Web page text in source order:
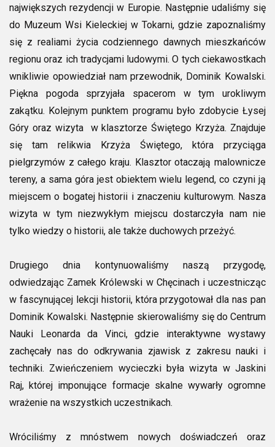
największych rezydencji w Europie. Następnie udaliśmy się
do Muzeum Wsi Kieleckiej w Tokarni, gdzie zapoznaliśmy
się z realiami życia codziennego dawnych mieszkańców
regionu oraz ich tradycjami ludowymi. O tych ciekawostkach
wnikliwie opowiedział nam przewodnik, Dominik Kowalski.
Piękna pogoda sprzyjała spacerom w tym urokliwym
zakątku. Kolejnym punktem programu było zdobycie Łysej
Góry oraz wizyta w klasztorze Świętego Krzyża. Znajduje
się tam relikwia Krzyża Świętego, która przyciąga
pielgrzymów z całego kraju. Klasztor otaczają malownicze
tereny, a sama góra jest obiektem wielu legend, co czyni ją
miejscem o bogatej historii i znaczeniu kulturowym. Nasza
wizyta w tym niezwykłym miejscu dostarczyła nam nie
tylko wiedzy o historii, ale także duchowych przeżyć.
Drugiego dnia kontynuowaliśmy naszą przygodę,
odwiedzając Zamek Królewski w Chęcinach i uczestnicząc
w fascynującej lekcji historii, która przygotował dla nas pan
Dominik Kowalski. Następnie skierowaliśmy się do Centrum
Nauki Leonarda da Vinci, gdzie interaktywne wystawy
zachęcały nas do odkrywania zjawisk z zakresu nauki i
techniki. Zwieńczeniem wycieczki była wizyta w Jaskini
Raj, której imponujące formacje skalne wywarły ogromne
wrażenie na wszystkich uczestnikach.
Wróciliśmy z mnóstwem nowych doświadczeń oraz